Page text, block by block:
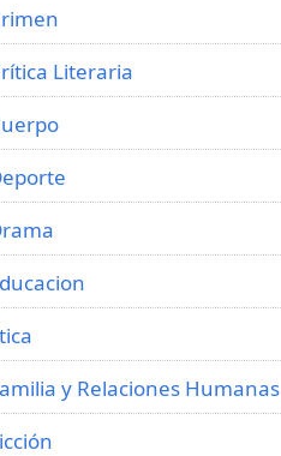
Literaria
y Relaciones Humanas